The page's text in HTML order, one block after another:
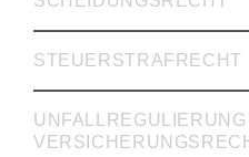
STEUERSTRAFRECHT
UNFALLREGULIERUNG